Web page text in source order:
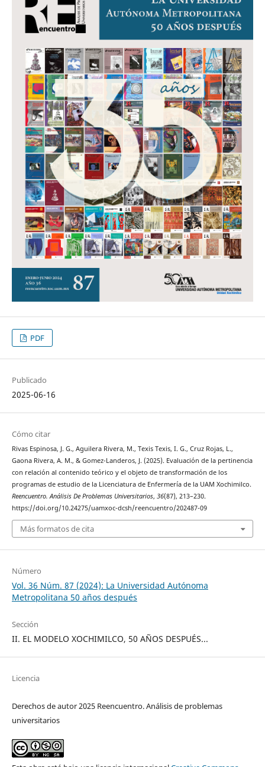
PDF
Publicado
2025-06-16
Cómo citar
Rivas Espinosa, J. G., Aguilera Rivera, M., Texis Texis, I. G., Cruz Rojas, L.,
Gaona Rivera, A. M., & Gomez-Landeros, J. (2025). Evaluación de la pertinencia
con relación al contenido teórico y el objeto de transformación de los
programas de estudio de la Licenciatura de Enfermería de la UAM Xochimilco.
Reencuentro. Análisis De Problemas Universitarios, 36(87), 213–230.
https://doi.org/10.24275/uamxoc-dcsh/reencuentro/202487-09
Más formatos de cita
Número
Vol. 36 Núm. 87 (2024): La Universidad Autónoma
Metropolitana 50 años después
Sección
II. EL MODELO XOCHIMILCO, 50 AÑOS DESPUÉS...
Licencia
Derechos de autor 2025 Reencuentro. Análisis de problemas
universitarios